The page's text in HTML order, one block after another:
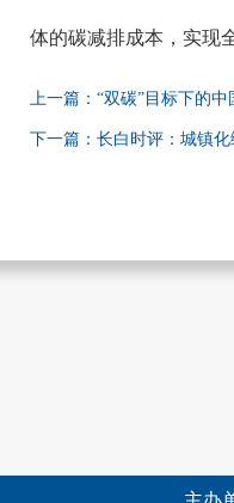
体的碳减排成本，实现
上一篇：“双碳”目标下的中
下一篇：长白时评：城镇